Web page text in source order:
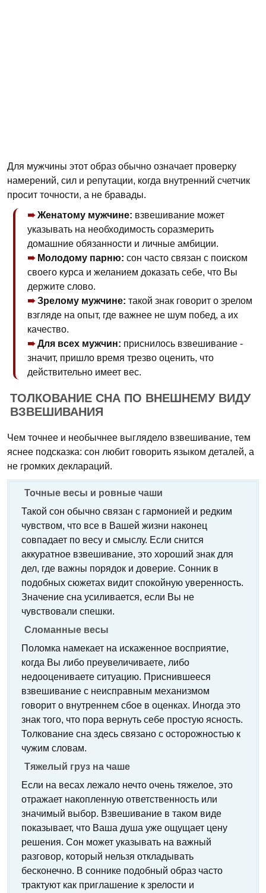
Для мужчины этот образ обычно означает проверку
намерений, сил и репутации, когда внутренний счетчик
просит точности, а не бравады.
Женатому мужчине: взвешивание может
указывать на необходимость соразмерить
домашние обязанности и личные амбиции.
Молодому парню: сон часто связан с поиском
своего курса и желанием доказать себе, что Вы
держите слово.
Зрелому мужчине: такой знак говорит о зрелом
взгляде на опыт, где важнее не шум побед, а их
качество.
Для всех мужчин: приснилось взвешивание -
значит, пришло время трезво оценить, что
действительно имеет вес.
ТОЛКОВАНИЕ СНА ПО ВНЕШНЕМУ ВИДУ
ВЗВЕШИВАНИЯ
Чем точнее и необычнее выглядело взвешивание, тем
яснее подсказка: сон любит говорить языком деталей, а
не громких деклараций.
Точные весы и ровные чаши
Такой сон обычно связан с гармонией и редким
чувством, что все в Вашей жизни наконец
совпадает по весу и смыслу. Если снится
аккуратное взвешивание, это хороший знак для
дел, где важны порядок и доверие. Сонник в
подобных сюжетах видит спокойную уверенность.
Значение сна усиливается, если Вы не
чувствовали спешки.
Сломанные весы
Поломка намекает на искаженное восприятие,
когда Вы либо преувеличиваете, либо
недооцениваете ситуацию. Приснившееся
взвешивание с неисправным механизмом
говорит о внутреннем сбое в оценках. Иногда это
знак того, что пора вернуть себе простую ясность.
Толкование сна здесь связано с осторожностью к
чужим словам.
Тяжелый груз на чаше
Если на весах лежало нечто очень тяжелое, это
отражает накопленную ответственность или
значимый выбор. Взвешивание в таком виде
показывает, что Ваша душа уже ощущает цену
решения. Сон может указывать на важный
разговор, который нельзя откладывать
бесконечно. В соннике подобный образ часто
трактуют как приглашение к зрелости и